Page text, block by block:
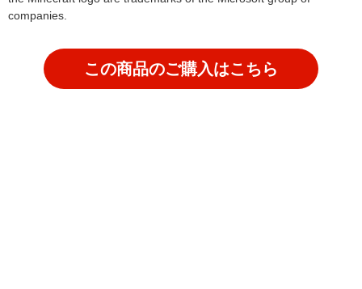
companies.
この商品のご購入はこちら